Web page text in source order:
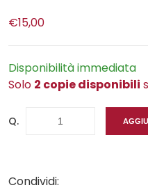
€15,00
Disponibilità immediata
Solo 2 copie disponibili
Q.
Condividi: